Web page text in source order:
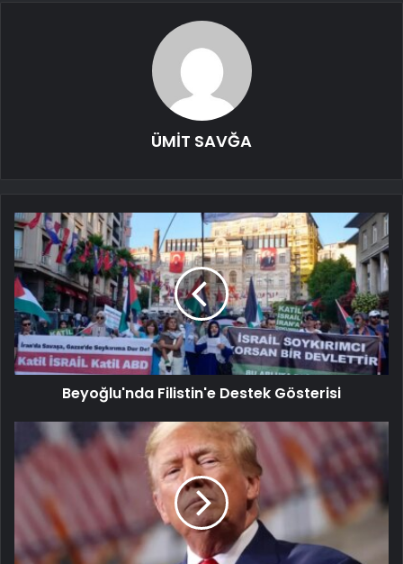
ÜMİT SAVĞA
Beyoğlu'nda Filistin'e Destek Gösterisi